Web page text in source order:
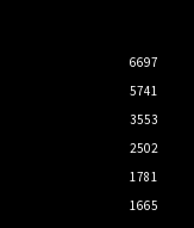
6697
5741
3553
2502
1781
1665